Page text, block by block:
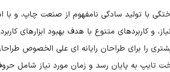
با تولید سادگی نامفهوم از صنعت چاپ، و با
و کاربردهای متنوع با هدف بهبود
را برای طراحان رایانه ای علی الخصوص
تایپ به پایان رسد و زمان مورد نیاز شامل